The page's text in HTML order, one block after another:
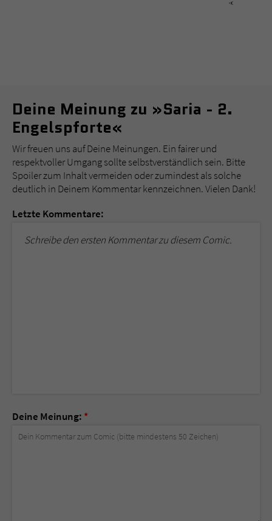
Deine Meinung zu »Saria - 2.
Engelspforte«
Wir freuen uns auf Deine Meinungen. Ein fairer und
respektvoller Umgang sollte selbstverständlich sein. Bitte
Spoiler zum Inhalt vermeiden oder zumindest als solche
deutlich in Deinem Kommentar kennzeichnen. Vielen Dank!
Letzte Kommentare:
Schreibe den ersten Kommentar zu diesem Comic.
Deine Meinung: *